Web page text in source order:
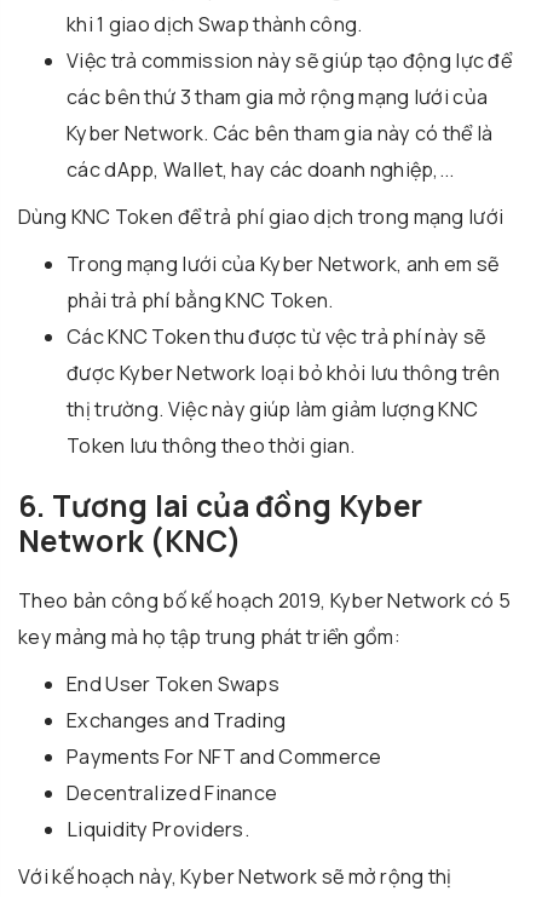
khi 1 giao dịch Swap thành công.
Việc trả commission này sẽ giúp tạo động lực để
các bên thứ 3 tham gia mở rộng mạng lưới của
Kyber Network. Các bên tham gia này có thể là
các dApp, Wallet, hay các doanh nghiệp,...
Dùng KNC Token để trả phí giao dịch trong mạng lưới
Trong mạng lưới của Kyber Network, anh em sẽ
phải trả phí bằng KNC Token.
Các KNC Token thu được từ vệc trả phí này sẽ
được Kyber Network loại bỏ khỏi lưu thông trên
thị trường. Việc này giúp làm giảm lượng KNC
Token lưu thông theo thời gian.
6. Tương lai của đồng Kyber
Network (KNC)
Theo bản công bố kế hoạch 2019, Kyber Network có 5
key mảng mà họ tập trung phát triển gồm:
End User Token Swaps
Exchanges and Trading
Payments For NFT and Commerce
Decentralized Finance
Liquidity Providers.
Với kế hoạch này, Kyber Network sẽ mở rộng thị